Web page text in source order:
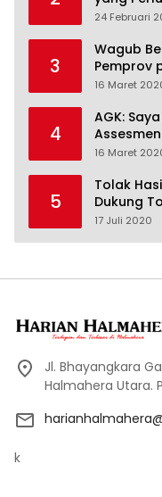
24 Februari
3
Wagub
Pemprov
16 Maret
4
AGK:
16 Maret
5
Tolak
Dukung
17 Juli 2020
Jl. Bhayangkara
Halmahera Utara.
k